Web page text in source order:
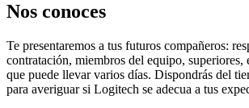
Nos conoces
Te presentaremos a tus futuros compañeros:
contratación, miembros del equipo, superiores,
que puede llevar varios días. Dispondrás del
para averiguar si Logitech se adecua a tus